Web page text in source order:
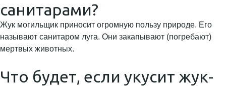
санитарами?
Жук могильщик приносит огромную пользу природе. Его
называют санитаром луга. Они закапывают (погребают)
мертвых животных.
Что будет, если укусит жук-